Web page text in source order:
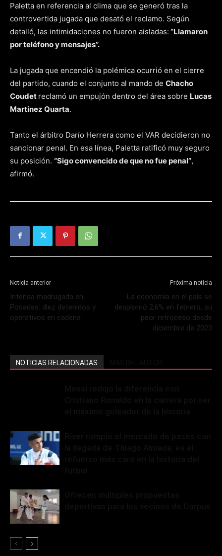
Paletta en referencia al clima que se generó tras la
controvertida jugada que desató el reclamo. Según
detalló, las intimidaciones no fueron aisladas: “Llamaron
por teléfono y mensajes”.
La jugada que encendió la polémica ocurrió en el cierre
del partido, cuando el conjunto al mando de Chacho
Coudet reclamó un empujón dentro del área sobre Lucas
Martínez Quarta.
Tanto el árbitro Darío Herrera como el VAR decidieron no
sancionar penal. En esa línea, Paletta ratificó muy seguro
su posición. “Sigo convencido de que no fue penal”,
afirmó.
Noticia anterior
Intensa madrugada en
Posadas: diez detenidos y
operativos en cadena
Próxima noticia
La economía en el país se
desplomó 2,6% en febrero, su
peor retroceso desde
diciembre de 2023
NOTICIAS RELACIONADAS